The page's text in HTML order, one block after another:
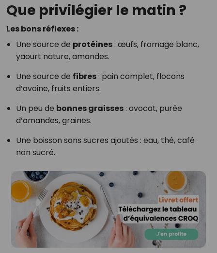
Que privilégier le matin ?
Les bons réflexes :
Une source de protéines: œufs, fromage blanc,
yaourt nature, amandes.
Une source de fibres: pain complet, flocons
d’avoine, fruits entiers.
Un peu de bonnes graisses: avocat, purée
d’amandes, graines.
Une boisson sans sucres ajoutés : eau, thé, café
non sucré.